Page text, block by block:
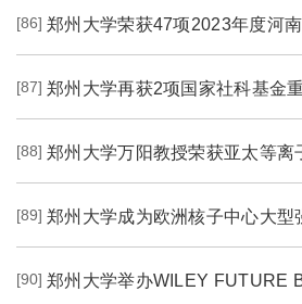
[86]
[87]
[88]
[89]
[90]